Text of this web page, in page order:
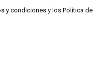
y condicionesy los Política de